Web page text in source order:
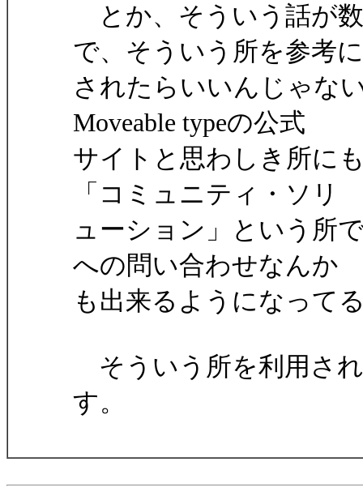
とか、そういう話が
で、そういう所を参考に
されたらいいんじゃな
Moveable typeの公式
サイトと思わしき所に
「コミュニティ・ソリ
ューション」という所
への問い合わせなんか
も出来るようになって
そういう所を利用さ
す。